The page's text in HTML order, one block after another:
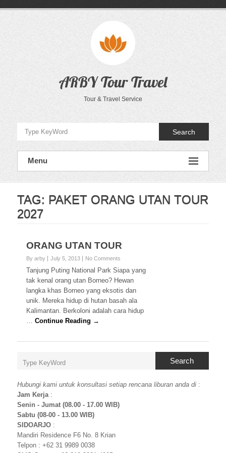
ARBY Tour Travel
Tour & Travel Service
Search
Menu
TAG: PAKET ORANG UTAN TOUR
2027
ORANG UTAN TOUR
By arby July 5, 2013 No Comments
Tanjung Puting National Park Siapa yang
tak kenal orang utan Borneo? Hewan
langka khas Borneo yang eksotis dan
unik. Mereka hidup di hutan basah ala
Kalimantan. Berkoloni adalah cara hidup
…Continue Reading →
Search
Hubungi kami untuk konsultasi setiap rencana liburan anda di :
Jam Kerja:
Senin - Jumat (08.00 - 17.00 WIB)
Sabtu (08-00 - 13.00 WIB)
SIDOARJO :
Mandiri Residence F6 No. 8 Krian
Telpon : +62 31 9989 0038